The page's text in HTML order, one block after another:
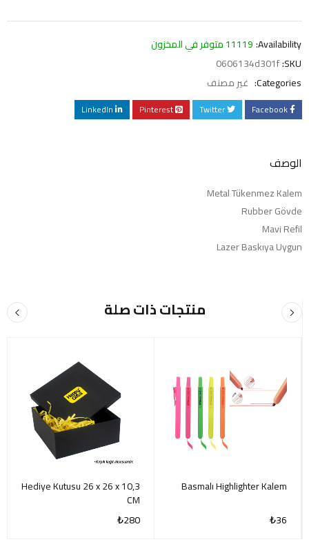
Availability: 11119 متوفر في المخزون
SKU:
0606134d301f
Categories: غير مصنف
Facebook
Twitter
Pinterest
LinkedIn
الوصف
Metal Tükenmez Kalem
Rubber Gövde
Mavi Refil
Lazer Baskıya Uygun
منتجات ذات صلة
Basmalı Highlighter Kalem
₺36
Hediye Kutusu 26 x 26 x 10,3
CM
₺280